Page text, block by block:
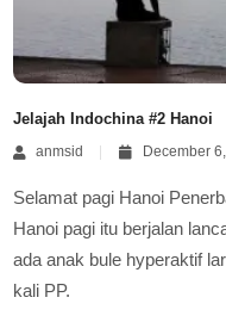
Jelajah Indochina #2 Hanoi
anmsid
December
Selamat pagi Hanoi
Hanoi pagi itu berjalan
ada anak bule hyperaktif
kali PP.